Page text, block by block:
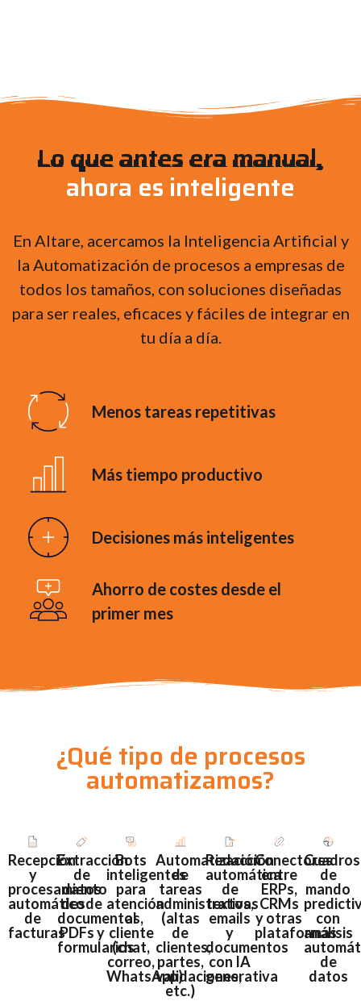
Lo que antes era manual,
ahora es inteligente
En Altare, acercamos la Inteligencia Artificial y
la Automatización de procesos a empresas de
todos los tamaños, con soluciones diseñadas
para ser reales, eficaces y fáciles de integrar en
tu día a día.
Menos tareas repetitivas
Más tiempo productivo
Decisiones más inteligentes
Ahorro de costes desde el
primer mes
¿Qué tipo de procesos
automatizamos?
Recepción
y
procesamiento
automático
de
facturas
Extracción
de
datos
desde
documentos,
PDFs y
formularios
Bots
inteligentes
para
atención
al
cliente
(chat,
correo,
WhatsApp)
Automatización
de
tareas
administrativas
(altas
de
clientes,
partes,
validaciones,
etc.)
Redacción
automática
de
textos,
emails
y
documentos
con IA
generativa
Conectores
entre
ERPs,
CRMs
y otras
plataformas
Cuadros
de
mando
con
análisis
de
datos